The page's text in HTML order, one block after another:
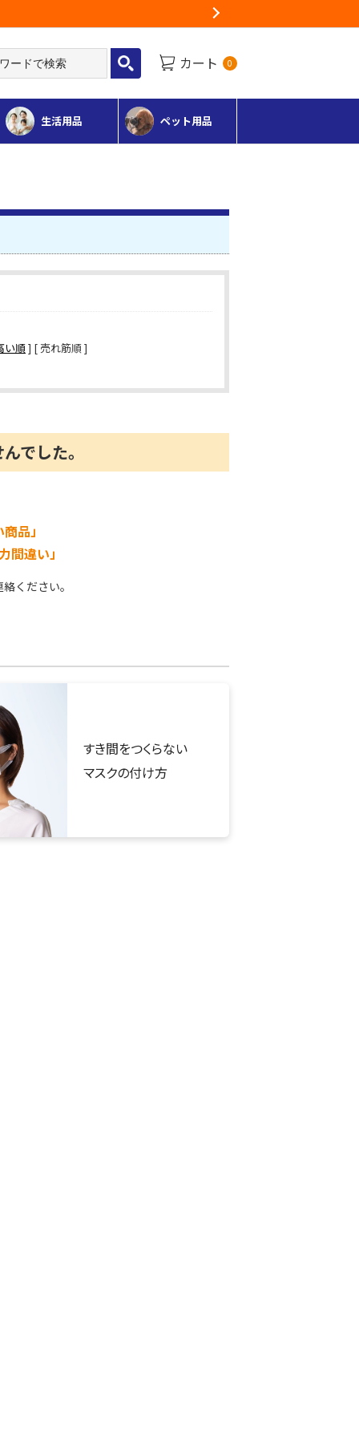
カート 0
生活用品 ペット用品
い順] [ 売れ筋順 ]
でした。
品」
間違い」
ください。
すき間をつくらない
マスクの付け方